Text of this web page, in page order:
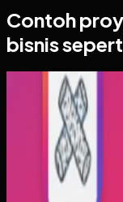
Contoh
bisnis
Aplikasi Mobile
Trajectfika
Trajectfika
Sebelumnya